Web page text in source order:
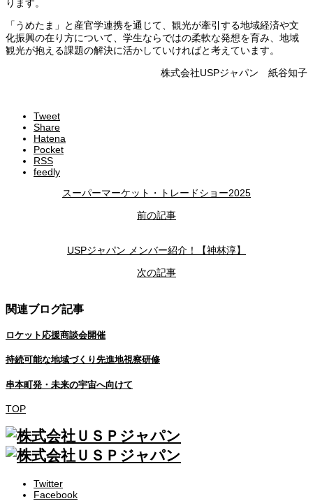
ります。
「うめたま」と産官学連携を通じて、観光が牽引する地域経済や文
化振興の在り方について、学生ならではの柔軟な発想を育み、地域
観光が抱える課題の解決に活かしていければと考えています。
株式会社USPジャパン 紙谷知子
Tweet
Share
Hatena
Pocket
RSS
feedly
スーパーマーケット・トレードショー2025
前の記事
USPジャパン メンバー紹介！【神林淳】
次の記事
関連ブログ記事
ロケット応援商談会開催
持続可能な地域づくり先進地視察研修
串本町発・未来の宇宙へ向けて
TOP
Twitter
Facebook